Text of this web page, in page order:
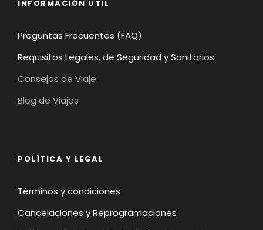
INFORMACIÓN ÚTIL
Preguntas Frecuentes (FAQ)
Requisitos Legales, de Seguridad y Sanitarios
Consejos de Viaje
Blog de Viajes
POLÍTICA Y LEGAL
Términos y condiciones
Cancelaciones y Reprogramaciones